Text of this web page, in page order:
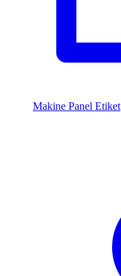
Makine Panel Etiket